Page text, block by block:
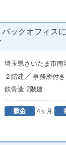
ックオフィ
埼玉県さいたま市南
２階建／ 事務所付
鉄骨造 2階建
4ヶ月